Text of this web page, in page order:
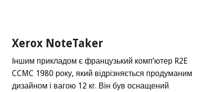
Xerox NoteTaker
Іншим прикладом є французький комп’ютер R2E
CCMC 1980 року, який відрізняється продуманим
дизайном і вагою 12 кг. Він був оснащений